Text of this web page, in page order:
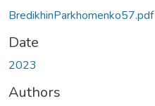
BredikhinParkhomenko57.pdf
Date
2023
Authors